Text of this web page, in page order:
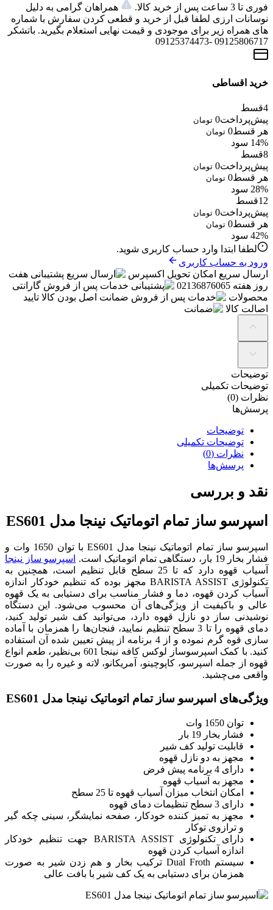
فوری تا 3 ساعت پس از خرید کالا.
همراهان گرامی به دلیل
نوسانات ارزی لطفا قبل از خرید و قطعی کردن سفارش با شماره
های همراه زیر برای موجودی و قیمت نهایی استعلام بگیرید. باتشکر
09125806717 -09125374473
خرید اقساطی
4قسط
پیش‌پرداخت0 تومان
هر قسط0 تومان
14% سود
8قسط
پیش‌پرداخت0 تومان
هر قسط0 تومان
28% سود
12قسط
پیش‌پرداخت0 تومان
هر قسط0 تومان
42% سود
لطفا ابتدا وارد حساب کاربری شوید.
ورود به حساب کاربری
ارسال سریع امکان تحویل اکسپرس پشتیبانی هفت
روز هفته 02136876065
خدمات پس از فروش گارانتی
محصولات
ضمانت اصل بودن کالا تایید
اصالت کالا
توضیحات
توضیحات تکمیلی
نظرات (0)
پرسش‌ها
توضیحات
توضیحات تکمیلی
نظرات (0)
پرسش‌ها
نقد و بررسی
اسپرسو ساز تمام اتوماتیک نینجا مدل ES601
اسپرسو ساز تمام اتوماتیک نینجا مدل ES601 با توان 1650 وات و
فشار بخار 19 بار، دستگاهی تمام اتوماتیک است.
اسپرسو ساز نینجا
آسیاب قهوه دارد که تا 25 سطح قابل تنظیم است، همچنین به
تکنولوژی BARISTA ASSIST مجهز بوده که تنظیم خودکار اندازه
آسیاب کردن قهوه، دما و فشار مناسب برای دستیابی به یک قهوه
عالی و باکیفیت از ویژگی‌های آن محسوب می‌شود. این دستگاه
نوشیدنی ساز دو نازل قهوه دارد، می‌توانید کف شیر تولید کنید،
دمای قهوه را تا 3 سطح تنظیم نمایید، فنجان‌ها را همزمان با آماده
سازی قوه گرم نموده و از 4 برنامه از پیش تعیین شده آن استفاده
کنید. با کمک اسپرسوساز لوکس کافه نینجا 601 بی‌نظیر، طعم انواع
قهوه از جمله اسپرسو، کاپوچینو، آمریکانو، لاته و غیره را به صورت
واقعی می‌چشید.
ویژگی‌های اسپرسو ساز تمام اتوماتیک نینجا مدل ES601
توان 1650 وات
فشار بخار 19 بار
قابلیت تولید کف شیر
مجهز به دو نازل قهوه
دارای 4 برنامه پیش فرض
مجهز به آسیاب قهوه
امکان انتخاب میزان آسیاب قهوه تا 25 سطح
دارای 3 سطح تنظیمات دمای قهوه
مجهز به تمیز کننده خودکار، صفحه نمایشگر، سینی چکه گیر
و ترازوی توکار
دارای تکنولوژی BARISTA ASSIST جهت تنظیم خودکار
اندازه آسیاب کردن قهوه
سیستم Dual Froth ترکیب بخار و هم زدن شیر به صورت
همزمان برای دستیابی به یک کف شیر با بافت عالی